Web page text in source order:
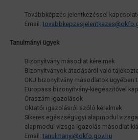
Továbbképzés jelentkezéssel
Email:
Tanulmányi ügyek
Bizonyítvány másodlat kérelmek
Bizonyítványok átadásáról való
OKJ bizonyítvány másodlatok ügyében
Europass bizonyítvány-kiegészítővel
Óraszám igazolások
Oktatói igazolásról szóló kérelmek
Sikeres egészségügyi alapmodul
alapmodul vizsga igazolás másodlat
Email:tanulmanyi@okfo.gov.hu